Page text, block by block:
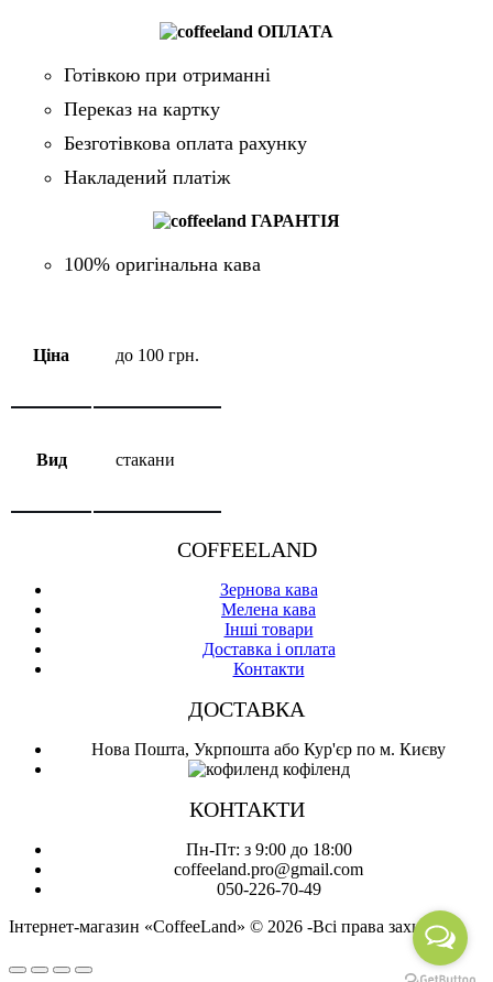
ОПЛАТА
Готівкою при отриманні
Переказ на картку
Безготівкова оплата рахунку
Накладений платіж
ГАРАНТІЯ
100% оригінальна кава
Ціна до 100 грн.
Вид стакани
COFFEELAND
Зернова кава
Мелена кава
Інші товари
Доставка і оплата
Контакти
ДОСТАВКА
Нова Пошта, Укрпошта або Кур'єр по м. Києву
КОНТАКТИ
Пн-Пт: з 9:00 до 18:00
coffeeland.pro@gmail.com
050-226-70-49
Інтернет-магазин «CoffeeLand» © 2026 -Всі права захищені